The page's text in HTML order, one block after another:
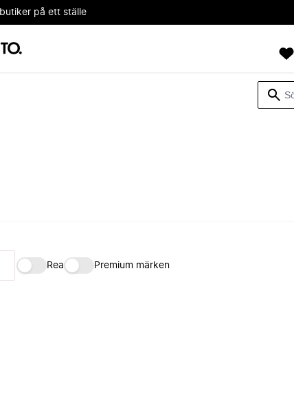
på ett ställe
Rea Premium märken